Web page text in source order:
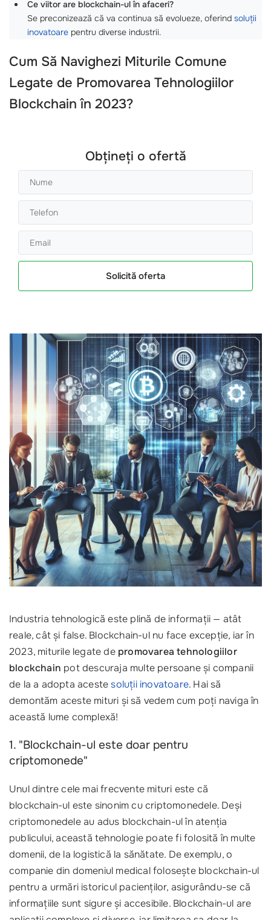
Ce viitor are blockchain-ul în afaceri?
Se preconizează că va continua să evolueze, oferind soluții
inovatoare pentru diverse industrii.
Cum Să Navighezi Miturile Comune
Legate de Promovarea Tehnologiilor
Blockchain în 2023?
Obțineți o ofertă
Solicită oferta
Industria tehnologică este plină de informații — atât
reale, cât și false. Blockchain-ul nu face excepție, iar în
2023, miturile legate de promovarea tehnologiilor
blockchain pot descuraja multe persoane și companii
de la a adopta acestesoluții inovatoare. Hai să
demontăm aceste mituri și să vedem cum poți naviga în
această lume complexă!
1. "Blockchain-ul este doar pentru
criptomonede"
Unul dintre cele mai frecvente mituri este că
blockchain-ul este sinonim cu criptomonedele. Deși
criptomonedele au adus blockchain-ul în atenția
publicului, această tehnologie poate fi folosită în multe
domenii, de la logistică la sănătate. De exemplu, o
companie din domeniul medical folosește blockchain-ul
pentru a urmări istoricul pacienților, asigurându-se că
informațiile sunt sigure și accesibile. Blockchain-ul are